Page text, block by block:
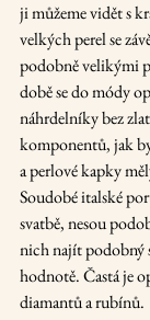
ji můžeme vidět s
velkých perel se
podobně velikými
době se do módy
náhrdelníky bez
komponentů, jak
a perlové kapky
Soudobé italské
svatbě, nesou
nich najít podobný
hodnotě. Častá je
diamantů a rubínů.